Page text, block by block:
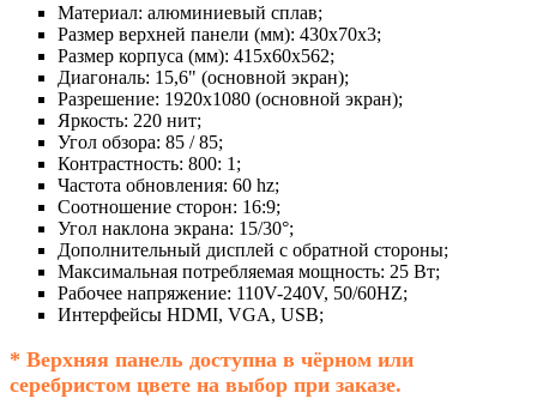
Материал: алюминиевый сплав;
Размер верхней панели (мм): 430х70х3;
Размер корпуса (мм): 415х60х562;
Диагональ: 15,6" (основной экран);
Разрешение: 1920х1080 (основной экран);
Яркость: 220 нит;
Угол обзора: 85 / 85;
Контрастность: 800: 1;
Частота обновления: 60 hz;
Соотношение сторон: 16:9;
Угол наклона экрана: 15/30°;
Дополнительный дисплей с обратной стороны;
Максимальная потребляемая мощность: 25 Вт;
Рабочее напряжение: 110V-240V, 50/60HZ;
Интерфейсы HDMI, VGA, USB;
* Верхняя панель доступна в чёрном или
серебристом цвете на выбор при заказе.